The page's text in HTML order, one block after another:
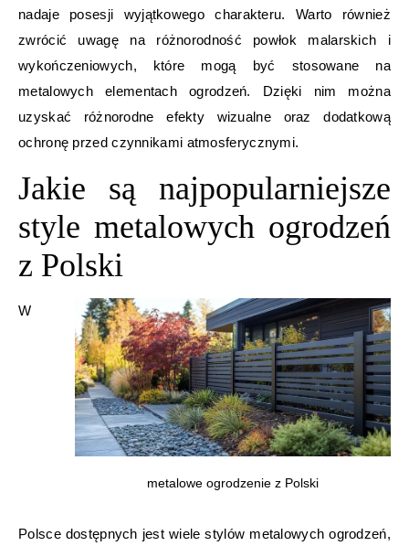
nadaje posesji wyjątkowego charakteru. Warto również
zwrócić uwagę na różnorodność powłok malarskich i
wykończeniowych, które mogą być stosowane na
metalowych elementach ogrodzeń. Dzięki nim można
uzyskać różnorodne efekty wizualne oraz dodatkową
ochronę przed czynnikami atmosferycznymi.
Jakie są najpopularniejsze
style metalowych ogrodzeń
z Polski
metalowe ogrodzenie z Polski
W
Polsce dostępnych jest wiele stylów metalowych ogrodzeń,